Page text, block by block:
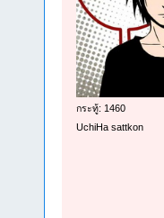
กระทู้: 1460
UchiHa sattkon